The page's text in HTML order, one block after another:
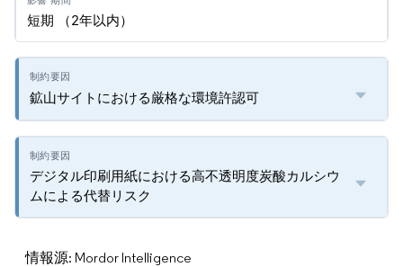
短期 （2年以内）
鉱山サイトにおける厳格な環境許認可
デジタル印刷用紙における高不透明度炭酸カルシウ
ムによる代替リスク
情報源: Mordor Intelligence